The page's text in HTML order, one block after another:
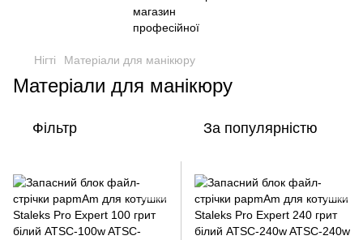
Нігті Матеріали для манікюру
Матеріали для манікюру
Фільтр За популярністю